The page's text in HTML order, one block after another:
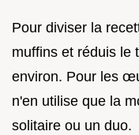
Pour diviser la
muffins et réduis le
environ. Pour les
n'en utilise que la
solitaire ou un duo.